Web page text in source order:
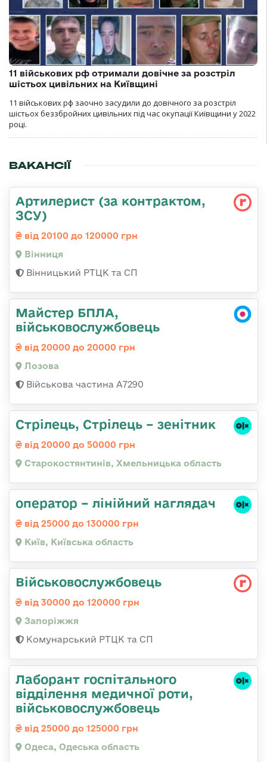
11 військових рф отримали довічне за розстріл
шістьох цивільних на Київщині
11 військових рф заочно засудили до довічного за розстріл
шістьох беззбройних цивільних під час окупації Київщини у 2022
році.
ВАКАНСІЇ
Артилерист (за контрактом,
ЗСУ)
від 20100 до 120000 грн
Вінниця
Вінницький РТЦК та СП
Майстер БПЛА,
військовослужбовець
від 20000 до 20000 грн
Лозова
Військова частина А7290
Стрілець, Стрілець – зенітник
від 20000 до 50000 грн
Старокостянтинів, Хмельницька область
оператор – лінійний наглядач
від 25000 до 130000 грн
Київ, Київська область
Військовослужбовець
від 30000 до 120000 грн
Запоріжжя
Комунарський РТЦК та СП
Лаборант госпітального
відділення медичної роти,
військовослужбовець
від 25000 до 125000 грн
Одеса, Одеська область